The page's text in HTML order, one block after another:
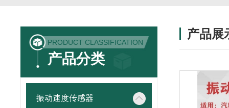
PRODUCT CLASSIFICATION
产品分类
振动速度传感器
产品展